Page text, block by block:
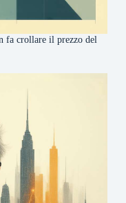
fa crollare il prezzo del